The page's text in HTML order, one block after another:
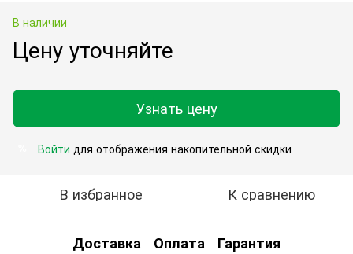
В наличии
Цену уточняйте
Узнать цену
Войти для отображения накопительной скидки
В избранное К сравнению
Доставка Оплата Гарантия